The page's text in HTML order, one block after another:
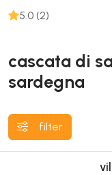
5.0 (2)
cascata di
sardegna
filter